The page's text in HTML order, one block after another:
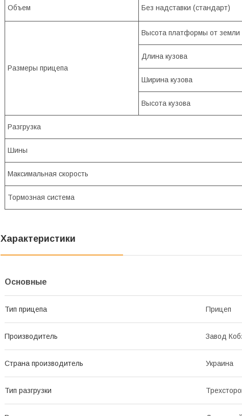
Объем Без надставки (стандарт)
Размеры прицепа
Высота платформы от земли
Длина кузова
Ширина кузова
Высота кузова
Разгрузка
Шины
Максимальная скорость
Тормозная система
Характеристики
Основные
Тип прицепа Прицеп
Производитель Завод
Страна производитель Украина
Тип разгрузки